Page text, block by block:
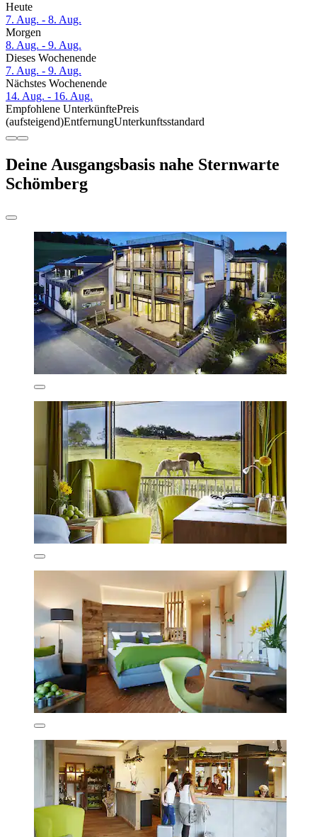
Heute
7. Aug. - 8. Aug.
Morgen
8. Aug. - 9. Aug.
Dieses Wochenende
7. Aug. - 9. Aug.
Nächstes Wochenende
14. Aug. - 16. Aug.
Empfohlene UnterkünftePreis
(aufsteigend)EntfernungUnterkunftsstandard
Deine Ausgangsbasis nahe Sternwarte
Schömberg